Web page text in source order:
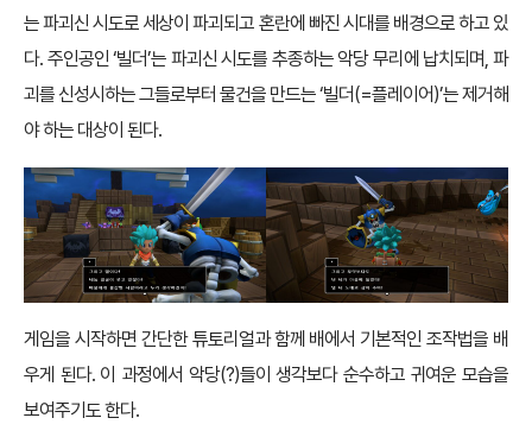
는 파괴신 시도로 세상이 파괴되고 혼란에 빠진 시대를 배경으로 하고 있
다. 주인공인 ‘빌더’는 파괴신 시도를 추종하는 악당 무리에 납치되며, 파
괴를 신성시하는 그들로부터 물건을 만드는 ‘빌더(=플레이어)’는 제거해
야 하는 대상이 된다.
게임을 시작하면 간단한 튜토리얼과 함께 배에서 기본적인 조작법을 배
우게 된다. 이 과정에서 악당(?)들이 생각보다 순수하고 귀여운 모습을
보여주기도 한다.